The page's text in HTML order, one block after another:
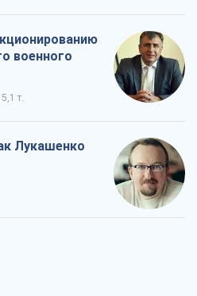
военного
т.
Лукашенко